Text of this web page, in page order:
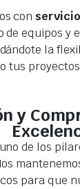
con
de equipos y
la
tus
y
de los
para que